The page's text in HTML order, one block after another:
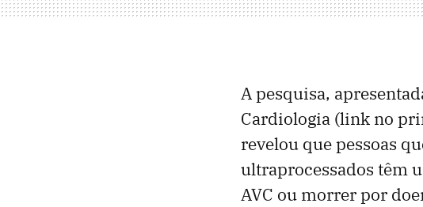
A pesquisa,
Cardiologia (link no
revelou que pessoas
ultraprocessados têm
AVC ou morrer por